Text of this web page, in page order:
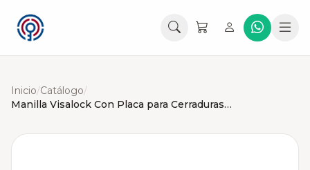
Inicio/Catálogo/
Manilla Visalock Con Placa para Cerraduras de Embutir